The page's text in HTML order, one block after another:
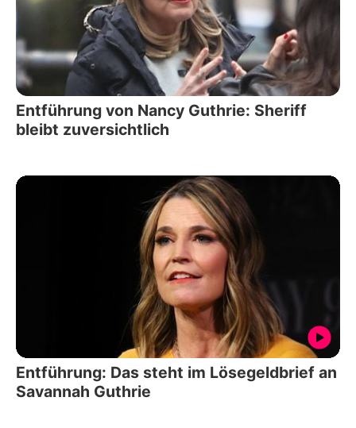
Entführung von Nancy Guthrie: Sheriff
bleibt zuversichtlich
Entführung: Das steht im Lösegeldbrief an
Savannah Guthrie